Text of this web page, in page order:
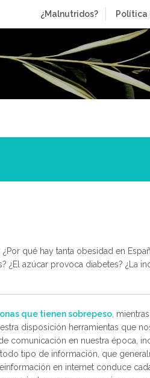
¿Malnutridos? Política
qué hay tanta obesidad en
azúcar provoca diabetes? ¿La
que tienen sobrepeso ,
disposición herramientas que
comunicación en nuestra época,
tipo de información, que
en internet conduce